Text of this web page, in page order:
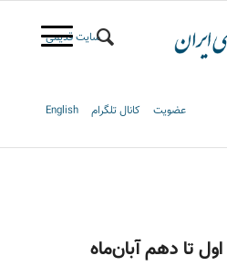
سایت قدیمی
عضویت کانال تلگرام English
تا دهم آبان‌ماه